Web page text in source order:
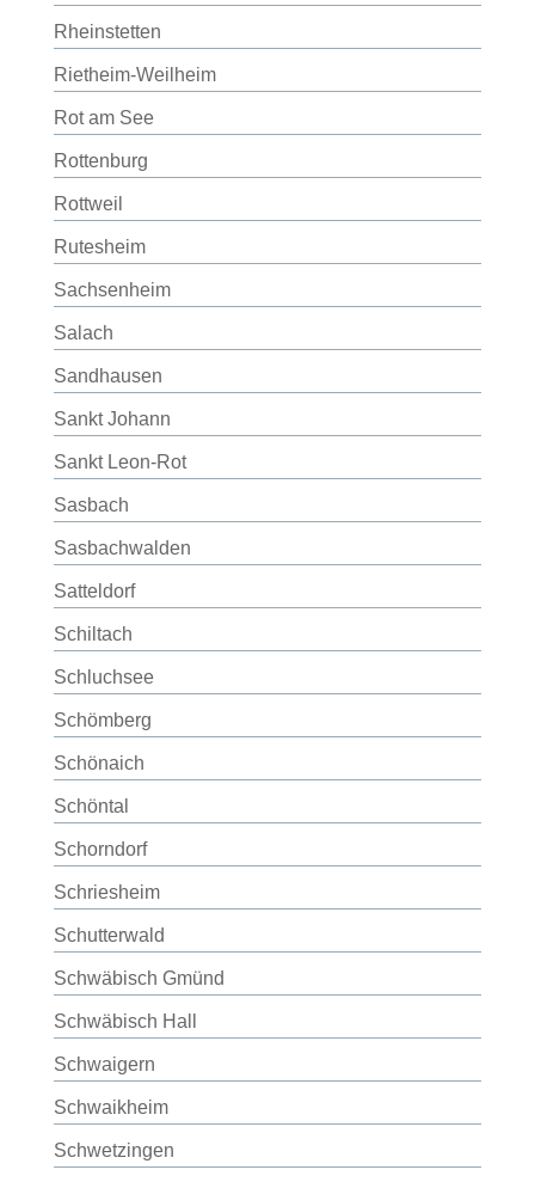
Rheinstetten
Rietheim-Weilheim
Rot am See
Rottenburg
Rottweil
Rutesheim
Sachsenheim
Salach
Sandhausen
Sankt Johann
Sankt Leon-Rot
Sasbach
Sasbachwalden
Satteldorf
Schiltach
Schluchsee
Schömberg
Schönaich
Schöntal
Schorndorf
Schriesheim
Schutterwald
Schwäbisch Gmünd
Schwäbisch Hall
Schwaigern
Schwaikheim
Schwetzingen